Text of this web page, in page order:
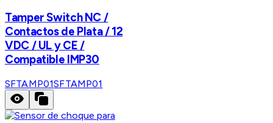
Tamper Switch NC /
Contactos de Plata / 12
VDC / UL y CE /
Compatible IMP30
SFTAMP01SFTAMP01